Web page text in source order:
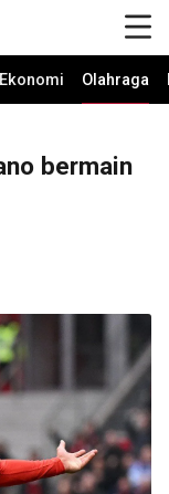
Ekonomi Olahraga
bermain